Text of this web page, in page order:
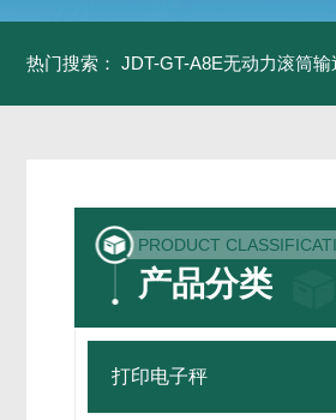
热门搜索： JDT-GT-A8E无动力滚筒
PRODUCT
产品分类
打印电子秤